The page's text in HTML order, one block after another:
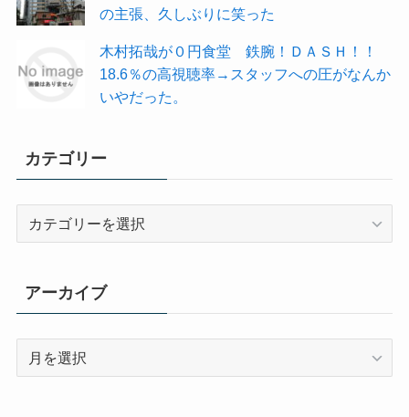
の主張、久しぶりに笑った
木村拓哉が０円食堂 鉄腕！ＤＡＳＨ！！
18.6％の高視聴率→スタッフへの圧がなんか
いやだった。
カテゴリー
リ
ー
アーカイブ